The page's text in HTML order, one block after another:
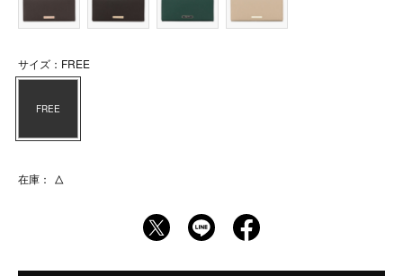
サイズ：FREE
FREE
在庫： △